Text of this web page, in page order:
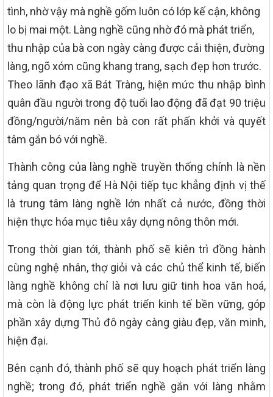
tình, nhờ vậy mà nghề gốm luôn có lớp kế cận, không
lo bị mai một. Làng nghề cũng nhờ đó mà phát triển,
thu nhập của bà con ngày càng được cải thiện, đường
làng, ngõ xóm cũng khang trang, sạch đẹp hơn trước.
Theo lãnh đạo xã Bát Tràng, hiện mức thu nhập bình
quân đầu người trong độ tuổi lao động đã đạt 90 triệu
đồng/người/năm nên bà con rất phấn khởi và quyết
tâm gắn bó với nghề.
Thành công của làng nghề truyền thống chính là nền
tảng quan trọng để Hà Nội tiếp tục khẳng định vị thế
là trung tâm làng nghề lớn nhất cả nước, đồng thời
hiện thực hóa mục tiêu xây dựng nông thôn mới.
Trong thời gian tới, thành phố sẽ kiên trì đồng hành
cùng nghệ nhân, thợ giỏi và các chủ thể kinh tế, biến
làng nghề không chỉ là nơi lưu giữ tinh hoa văn hoá,
mà còn là động lực phát triển kinh tế bền vững, góp
phần xây dựng Thủ đô ngày càng giàu đẹp, văn minh,
hiện đại.
Bên cạnh đó, thành phố sẽ quy hoạch phát triển làng
nghề; trong đó, phát triển nghề gắn với làng nhằm